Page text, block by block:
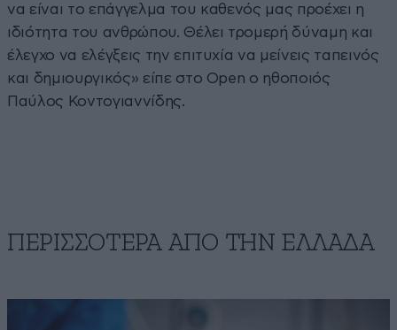
να είναι το επάγγελμα του καθενός μας προέχει η
ιδιότητα του ανθρώπου. Θέλει τρομερή δύναμη και
έλεγχο να ελέγξεις την επιτυχία να μείνεις ταπεινός
και δημιουργικός» είπε στο Open ο ηθοποιός
Παύλος Κοντογιαννίδης.
ΠΕΡΙΣΣΟΤΕΡΑ ΑΠΟ ΤΗΝ ΕΛΛΑΔΑ